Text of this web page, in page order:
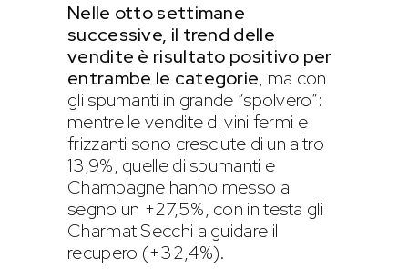
Nelle otto settimane
successive, il trend delle
vendite è risultato positivo per
entrambe le categorie, ma con
gli spumanti in grande “spolvero”:
mentre le vendite di vini fermi e
frizzanti sono cresciute di un altro
13,9%, quelle di spumanti e
Champagne hanno messo a
segno un +27,5%, con in testa gli
Charmat Secchi a guidare il
recupero (+32,4%).